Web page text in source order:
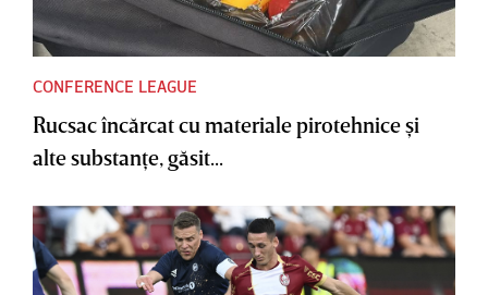
CONFERENCE LEAGUE
Rucsac încărcat cu materiale pirotehnice şi
alte substanţe, găsit...